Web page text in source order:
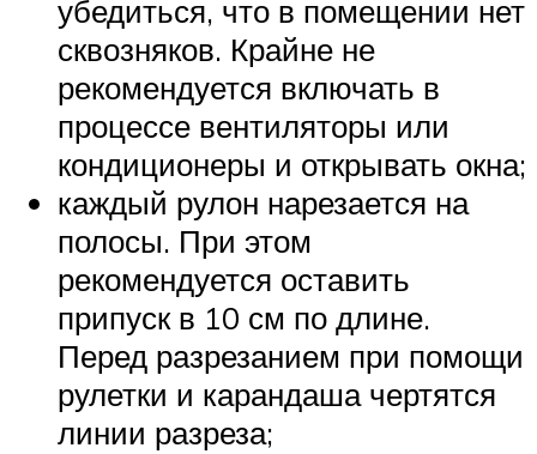
убедиться, что в помещении нет
сквозняков. Крайне не
рекомендуется включать в
процессе вентиляторы или
кондиционеры и открывать окна;
каждый рулон нарезается на
полосы. При этом
рекомендуется оставить
припуск в 10 см по длине.
Перед разрезанием при помощи
рулетки и карандаша чертятся
линии разреза;